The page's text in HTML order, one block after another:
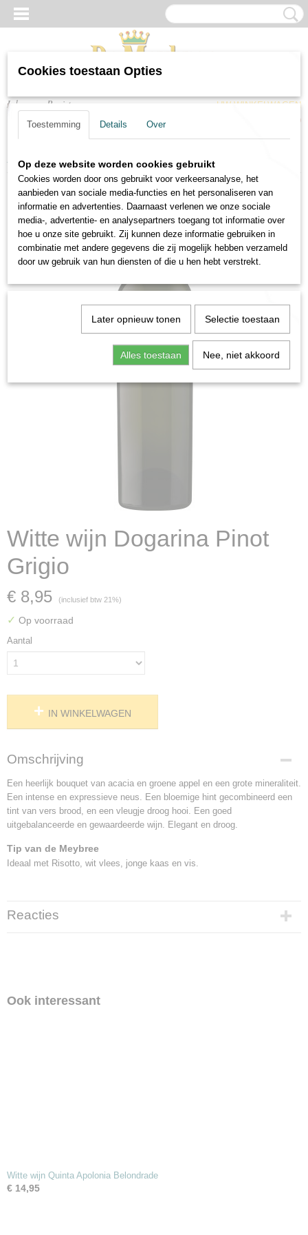
Inloggen Registreren
UW WINKELWAGEN
(0)
Home > > Witte wijnen Witte wijn Dogarina Pinot Grigio
Witte wijn Dogarina Pinot
Grigio
€ 8,95 (inclusief btw 21%)
✓ Op voorraad
Aantal
IN WINKELWAGEN
Omschrijving
Een heerlijk bouquet van acacia en groene appel en een grote mineraliteit.
Een intense en expressieve neus. Een bloemige hint gecombineerd een
tint van vers brood, en een vleugje droog hooi. Een goed
uitgebalanceerde en gewaardeerde wijn. Elegant en droog.
Tip van de Meybree
Ideaal met Risotto, wit vlees, jonge kaas en vis.
Reacties
Ook interessant
Witte wijn Quinta Apolonia Belondrade
€ 14,95
Cookies toestaan Opties
Toestemming Details Over
Op deze website worden cookies gebruikt
Cookies worden door ons gebruikt voor verkeersanalyse, het
aanbieden van sociale media-functies en het personaliseren van
informatie en advertenties. Daarnaast verlenen we onze sociale
media-, advertentie- en analysepartners toegang tot informatie over
hoe u onze site gebruikt. Zij kunnen deze informatie gebruiken in
combinatie met andere gegevens die zij mogelijk hebben verzameld
door uw gebruik van hun diensten of die u hen hebt verstrekt.
Later opnieuw tonen Selectie toestaan
Alles toestaan Nee, niet akkoord